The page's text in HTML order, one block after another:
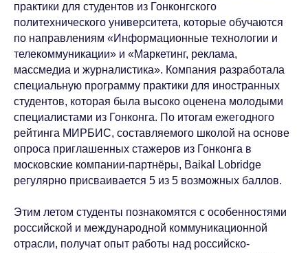
практики для студентов из Гонконгского
политехнического университета, которые обучаются
по направлениям «Информационные технологии и
телекоммуникации» и «Маркетинг, реклама,
массмедиа и журналистика». Компания разработала
специальную программу практики для иностранных
студентов, которая была высоко оценена молодыми
специалистами из Гонконга. По итогам ежегодного
рейтинга МИРБИС, составляемого школой на основе
опроса приглашенных стажеров из Гонконга в
московские компании-партнёры, Baikal Lobridge
регулярно присваивается 5 из 5 возможных баллов.
Этим летом студенты познакомятся с особенностями
российской и международной коммуникационной
отрасли, получат опыт работы над российско-